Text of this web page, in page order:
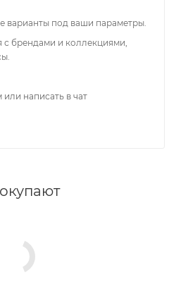
варианты под ваши параметры.
брендами и коллекциями,
написать в чат